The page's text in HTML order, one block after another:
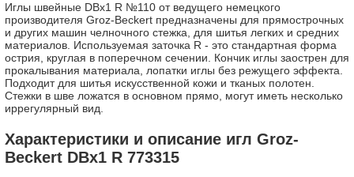
Иглы швейные DBx1 R №110 от ведущего немецкого
производителя Groz-Beckert предназначены для прямострочных
и других машин челночного стежка, для шитья легких и средних
материалов. Используемая заточка R - это стандартная форма
острия, круглая в поперечном сечении. Кончик иглы заострен для
прокалывания материала, лопатки иглы без режущего эффекта.
Подходит для шитья искусственной кожи и тканых полотен.
Стежки в шве ложатся в основном прямо, могут иметь несколько
иррегулярный вид.
Характеристики и описание игл Groz-
Beckert DBx1 R 773315